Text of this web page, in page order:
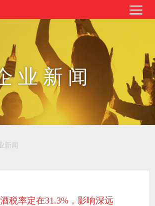
业新闻
新闻
税率定在31.3%，影响深远